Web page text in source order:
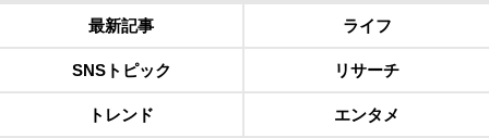
最新記事 ライフ
SNSトピック リサーチ
トレンド エンタメ